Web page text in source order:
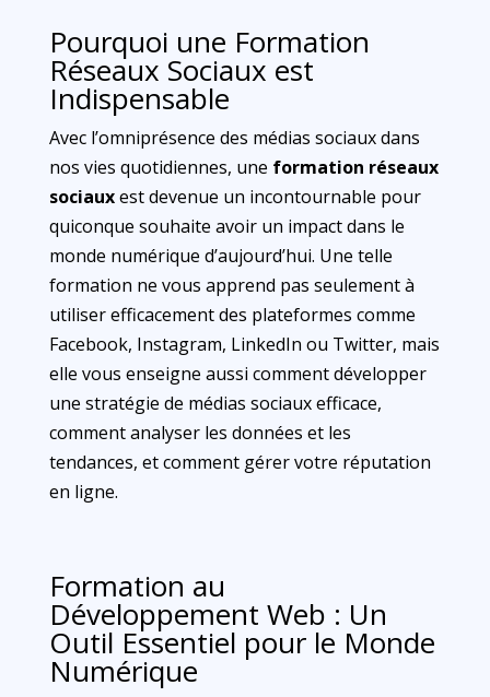
Pourquoi une Formation
Réseaux Sociaux est
Indispensable
Avec l’omniprésence des médias sociaux dans
nos vies quotidiennes, une formation réseaux
sociauxest devenue un incontournable pour
quiconque souhaite avoir un impact dans le
monde numérique d’aujourd’hui. Une telle
formation ne vous apprend pas seulement à
utiliser efficacement des plateformes comme
Facebook, Instagram, LinkedIn ou Twitter, mais
elle vous enseigne aussi comment développer
une stratégie de médias sociaux efficace,
comment analyser les données et les
tendances, et comment gérer votre réputation
en ligne.
Formation au
Développement Web : Un
Outil Essentiel pour le Monde
Numérique